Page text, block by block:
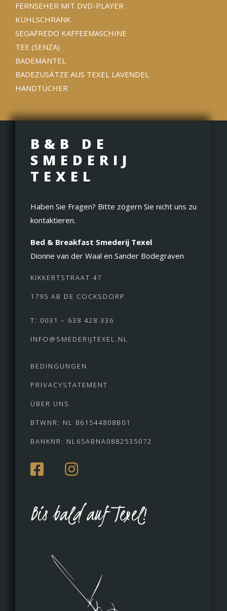
FERNSEHER MIT DVD-PLAYER
KÜHLSCHRANK
SEGAFREDO KAFFEEMASCHINE
TEE (SENZA)
BADEMÄNTEL
BADEZUSÄTZE AUS TEXEL LAVENDEL
HANDTÜCHER
B&B DE
SMEDERIJ
TEXEL
Haben Sie Fragen? Bitte zögern Sie nicht uns zu
kontaktieren.
Bed & Breakfast Smederij Texel
Dionne van der Waal en Sander Bodegraven
KIKKERTSTRAAT 47
1795 AB DE COCKSDORP
T: 0031 – 638 428 336
INFO@SMEDERIJTEXEL.NL
BEDINGUNGEN
PRIVACYSTATEMENT
ÜBER UNS
BTWNR: NL 861544808B01
BANKNR: NL65ABNA0882535072
Bis bald auf Texel!